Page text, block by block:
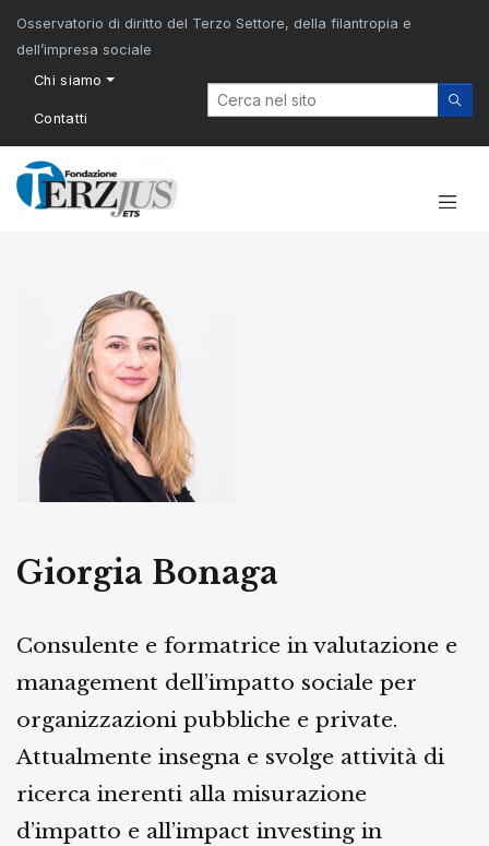
Osservatorio di diritto del Terzo Settore, della filantropia e
dell’impresa sociale
Chi siamo
Contatti
Giorgia Bonaga
Consulente e formatrice in valutazione e
management dell’impatto sociale per
organizzazioni pubbliche e private.
Attualmente insegna e svolge attività di
ricerca inerenti alla misurazione
d’impatto e all’impact investing in